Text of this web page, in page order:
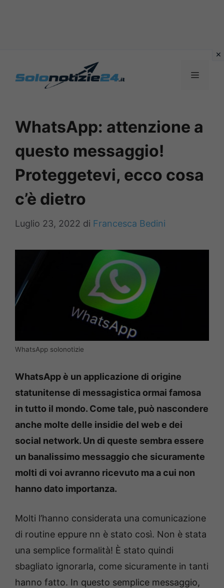
MENU
WhatsApp: attenzione a
questo messaggio!
Proteggetevi, ecco cosa
c’è dietro
Luglio 23, 2022 di Francesca Bedini
WhatsApp solonotizie
WhatsApp è un applicazione di origine
statunitense di messagistica ormai famosa
in tutto il mondo. Come tale, può nascondere
anche molte delle insidie del web e dei
social network. Un di queste sembra essere
un banalissimo messaggio che sicuramente
molti di voi avranno ricevuto ma a cui non
hanno dato importanza.
Molti l’hanno considerata una comunicazione
di routine eppure nn è stato così. Non è stata
una semplice formalità! È stato quindi
sbagliato ignorarla, come sicuramente in tanti
hanno fatto. In questo semplice messaggio,